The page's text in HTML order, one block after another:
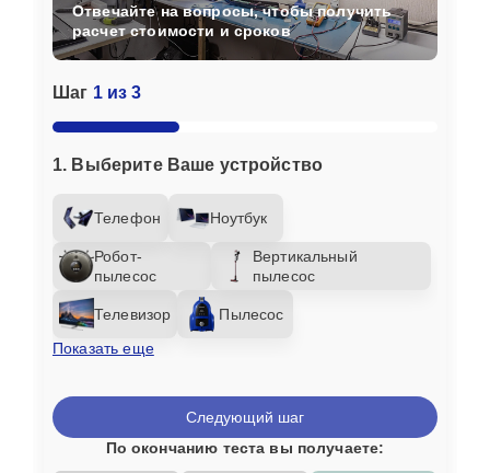
Шаг 1 из 3
1. Выберите Ваше устройство
Телефон Ноутбук
Робот-
пылесос
Вертикальный
пылесос
Телевизор
Пылесос
Показать еще
Отвечайте на вопросы, чтобы получить
расчет стоимости и сроков
Следующий шаг
По окончанию теста вы получаете: